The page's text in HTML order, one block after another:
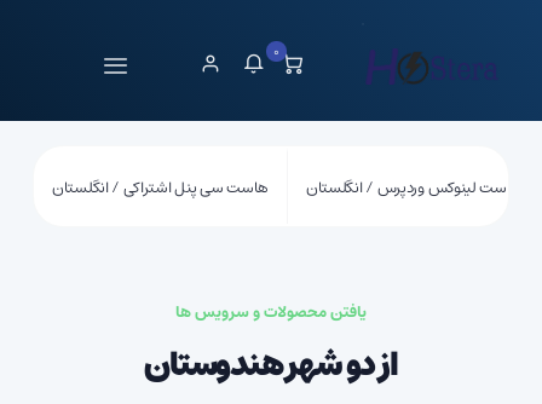
0
هاست سی پنل اشتراکی / انگلستان هاست لینوکس وردپرس / انگلستان
یافتن محصولات و سرویس ها
از دو شهر هندوستان